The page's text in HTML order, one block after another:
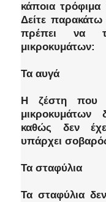
κάποια
Δείτε παρακάτω
πρέπει να
μικροκυμάτων:
Τα αυγά
Η ζέστη που
μικροκυμάτων
καθώς δεν
υπάρχει
Τα σταφύλια
Τα σταφύλια